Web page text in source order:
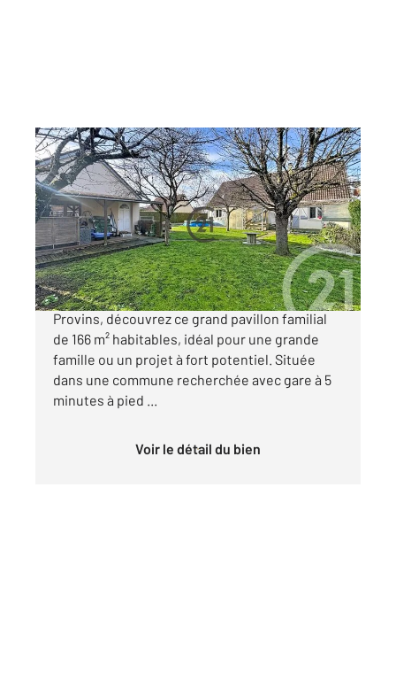
STE COLOMBE 77
166 m2, 8 pièces
Ref : 50224
Maison à vendre
331 000 €
À Sainte-Colombe, à seulement 5 minutes de
Provins, découvrez ce grand pavillon familial
de 166 m² habitables, idéal pour une grande
famille ou un projet à fort potentiel. Située
dans une commune recherchée avec gare à 5
minutes à pied ...
Voir le détail du bien